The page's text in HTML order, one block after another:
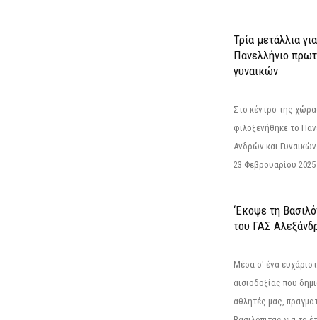
Τρία μετάλλια
Πανελλήνιο
γυναικών
Στο κέντρο της
φιλοξενήθηκε το
Ανδρών και
23 Φεβρουαρίου
‘Εκοψε τη
του ΓΑΣ
Μέσα σ' ένα
αισιοδοξίας που
αθλητές μας,